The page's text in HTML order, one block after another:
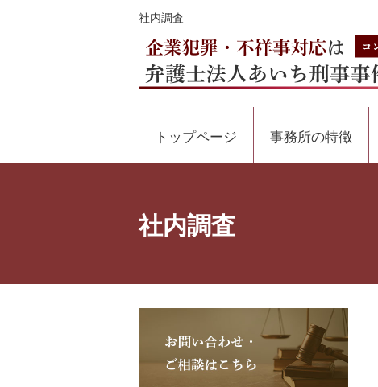
社内調査
トップページ 事務所の特徴
社内調査